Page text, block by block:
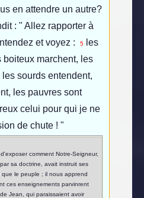
en attendre un autre?
: " Allez rapporter à
et voyez :
5
les
marchent, les
sourds entendent,
les pauvres sont
celui pour qui je ne
de chute ! "
comment Notre-Seigneur,
sa doctrine, avait instruit ses
que le peuple ; il nous apprend
ces enseignements parvinrent
Jean, qui paraissaient avoir